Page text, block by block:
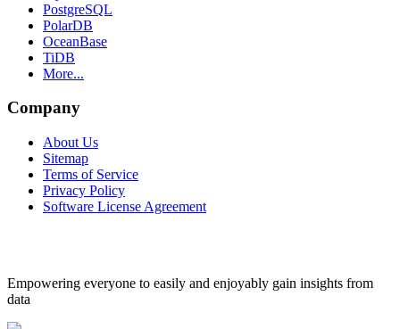
PostgreSQL
PolarDB
OceanBase
TiDB
More...
Company
About Us
Sitemap
Terms of Service
Privacy Policy
Software License Agreement
Empowering everyone to easily and enjoyably gain insights from
data